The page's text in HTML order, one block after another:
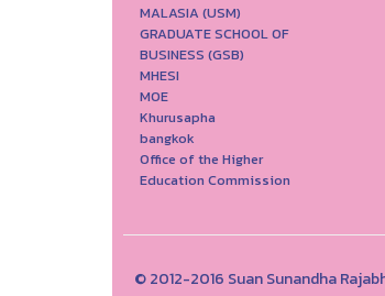
MALASIA (USM)
GRADUATE SCHOOL OF
BUSINESS (GSB)
MHESI
MOE
Khurusapha
bangkok
Office of the Higher
Education Commission
© 2012-2016 Suan Sunandha